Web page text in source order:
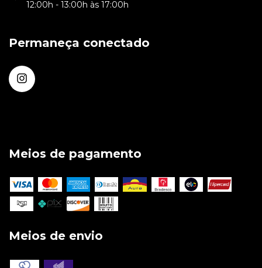
12:00h - 13:00h às 17:00h
Permaneça conectado
Meios de pagamento
Meios de envio